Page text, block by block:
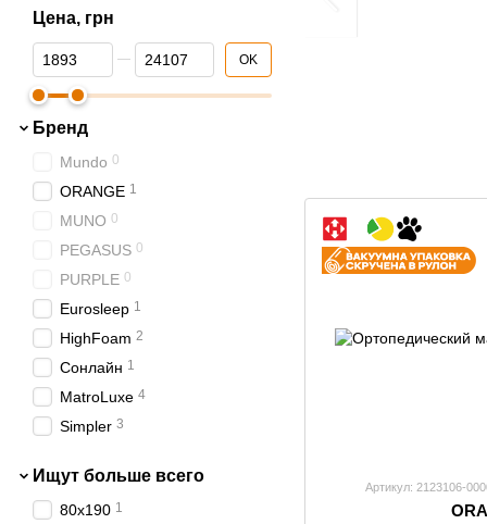
Артикул: 2123106-
блоке POCKET SPRING
Матрасы MULTY ZONE 0
Акции и Распродажа 3
Пружинные матрасы с
кокосом
Беспружинные матрасы с
латексом
Беспружинные детские
матрасы 0
Детские матрасы с кокосом
Матрасы 160х200 см
Премиум матрасы
Матрасы со штучным
Цена, грн
От Цена, грн
До Цена, грн OK
Бренд
Mundo 0
ORANGE 1
MUNO 0
PEGASUS 0
PURPLE 0
Eurosleep 1
HighFoam 2
Сонлайн 1
MatroLuxe 4
Simpler 3
Viorina-deko 0
Family Sleep
Ищут больше всего
80х190 1